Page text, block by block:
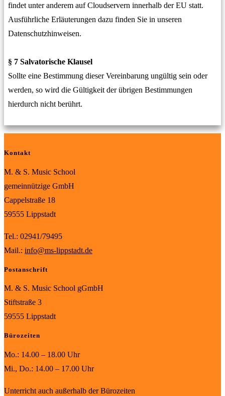
findet unter anderem auf Cloudservern innerhalb der EU statt.
Ausführliche Erläuterungen dazu finden Sie in unseren
Datenschutzhinweisen.
§ 7 Salvatorische Klausel
Sollte eine Bestimmung dieser Vereinbarung ungültig sein oder
werden, so wird die Gültigkeit der übrigen Bestimmungen
hierdurch nicht berührt.
Kontakt
M. & S. Music School
gemeinnützige GmbH
Cappelstraße 18
59555 Lippstadt
Tel.: 02941/79495
Mail.: info@ms-lippstadt.de
Postanschrift
M. & S. Music School gGmbH
Stiftstraße 3
59555 Lippstadt
Bürozeiten
Mo.: 14.00 – 18.00 Uhr
Mi., Do.: 14.00 – 17.00 Uhr
Unterricht auch außerhalb der Bürozeiten